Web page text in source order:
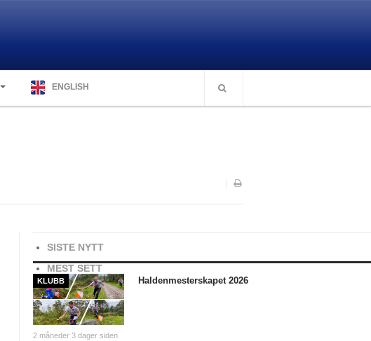
ENGLISH
SISTE NYTT
MEST SETT
KLUBB
2 måneder 3 dager siden
Haldenmesterskapet 2026